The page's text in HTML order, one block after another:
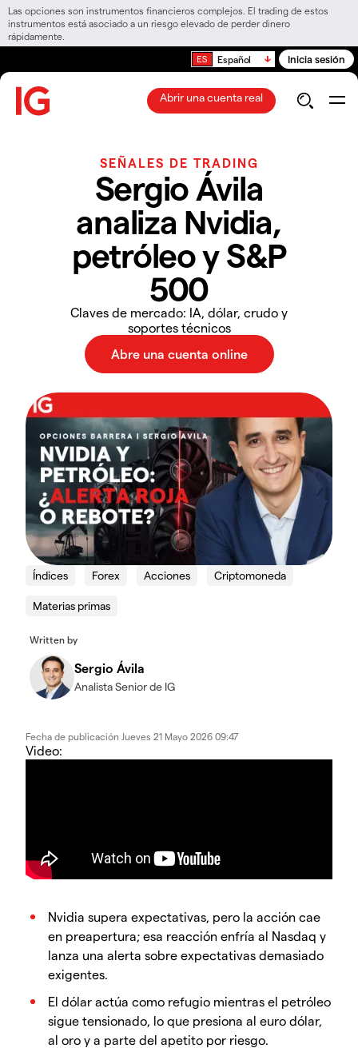
Las opciones son instrumentos financieros complejos. El trading de estos
instrumentos está asociado a un riesgo elevado de perder dinero
rápidamente.
Español Inicia sesión
Abrir una cuenta real
SEÑALES DE TRADING
Sergio Ávila
analiza Nvidia,
petróleo y S&P
500
Claves de mercado: IA, dólar, crudo y
soportes técnicos
Índices Forex Acciones Criptomoneda
Materias primas
Written by
Sergio Ávila
Analista Senior de IG
Fecha de publicación Jueves 21 Mayo 2026 09:47
Video:
Nvidia supera expectativas, pero la acción cae
en preapertura; esa reacción enfría al Nasdaq y
lanza una alerta sobre expectativas demasiado
exigentes.
El dólar actúa como refugio mientras el petróleo
sigue tensionado, lo que presiona al euro dólar,
al oro y a parte del apetito por riesgo.